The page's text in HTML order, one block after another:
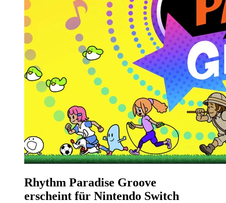
Rhythm Paradise Groove
erscheint für Nintendo Switch